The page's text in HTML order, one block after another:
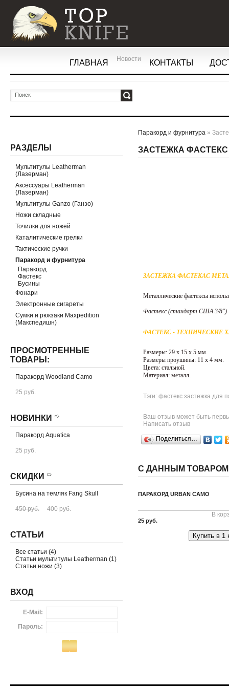
ГЛАВНАЯ Новости КОНТАКТЫ
РАЗДЕЛЫ
Мультитулы Leatherman
(Лазерман)
Аксессуары Leatherman
(Лазерман)
Мультитулы Ganzo (Ганзо)
Ножи складные
Точилки для ножей
Каталитические грелки
Тактические ручки
Паракорд и фурнитура
Паракорд
Фастекс
Бусины
Фонари
Электронные сигареты
Сумки и рюкзаки Maxpedition
(Макспедишн)
ПРОСМОТРЕННЫЕ
ТОВАРЫ:
Паракорд Woodland Camo
25 руб.
НОВИНКИ
Паракорд Aquatica
25 руб.
СКИДКИ
Бусина на темляк Fang Skull
450 руб. 400 руб.
СТАТЬИ
Все статьи (4)
Статьи мультитулы Leatherman (1)
Статьи ножи (3)
ВХОД
E-Mail:
Пароль:
Паракорд и фурнитура »
ЗАСТЕЖКА
ЗАСТЕЖКА ФАСТЕКАС
Металлические фастексы
Фастекс (стандарт США 3/8") -
ФАСТЕКС - ТЕХНИЧЕСКИЕ
Размеры: 29 х 15 х 5 мм.
Размеры проушины: 11 х 4 мм.
Цвета: стальной.
Материал: металл.
Тэги: фастекс застежка для
Ваш отзыв может быть
Написать отзыв
Поделиться…
С ДАННЫМ
ПАРАКОРД URBAN CAMO
25 руб.
В
Купить в 1